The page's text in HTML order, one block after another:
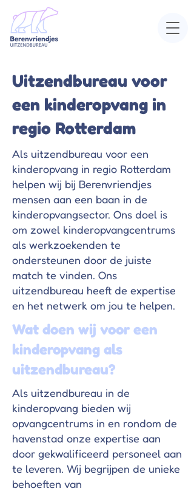
Uitzendbureau voor
een kinderopvang in
regio Rotterdam
Als uitzendbureau voor een
kinderopvang in regio Rotterdam
helpen wij bij Berenvriendjes
mensen aan een baan in de
kinderopvangsector. Ons doel is
om zowel kinderopvangcentrums
als werkzoekenden te
ondersteunen door de juiste
match te vinden. Ons
uitzendbureau heeft de expertise
en het netwerk om jou te helpen.
Wat doen wij voor een
kinderopvang als
uitzendbureau?
Als uitzendbureau in de
kinderopvang bieden wij
opvangcentrums in en rondom de
havenstad onze expertise aan
door gekwalificeerd personeel aan
te leveren. Wij begrijpen de unieke
behoeften van